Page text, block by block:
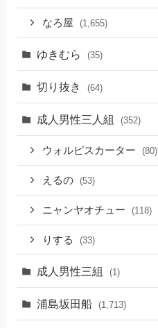
なろ屋 (1,655)
ゆきむら (35)
切り抜き (64)
成人男性三人組 (352)
ウォルピスカーター (80)
えるの (53)
ニャンヤオチュー (118)
りする (33)
成人男性三組 (1)
浦島坂田船 (1,713)